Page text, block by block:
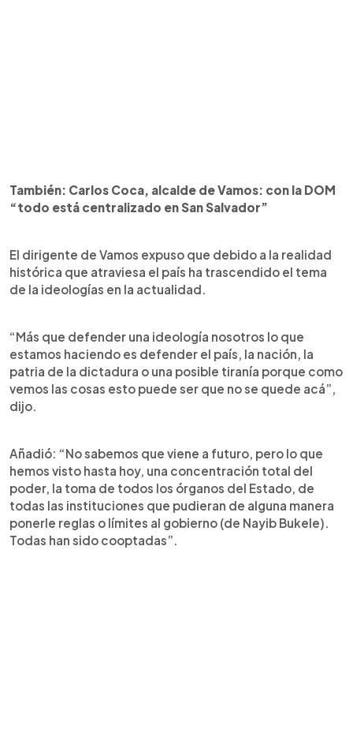
También: Carlos Coca, alcalde de Vamos: con la DOM
“todo está centralizado en San Salvador”
El dirigente de Vamos expuso que debido a la realidad
histórica que atraviesa el país ha trascendido el tema
de la ideologías en la actualidad.
“Más que defender una ideología nosotros lo que
estamos haciendo es defender el país, la nación, la
patria de la dictadura o una posible tiranía porque como
vemos las cosas esto puede ser que no se quede acá”,
dijo.
Añadió: “No sabemos que viene a futuro, pero lo que
hemos visto hasta hoy, una concentración total del
poder, la toma de todos los órganos del Estado, de
todas las instituciones que pudieran de alguna manera
ponerle reglas o límites al gobierno (de Nayib Bukele).
Todas han sido cooptadas”.